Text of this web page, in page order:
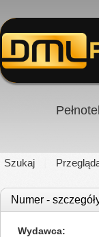
Szukaj
Numer -
Wydawca